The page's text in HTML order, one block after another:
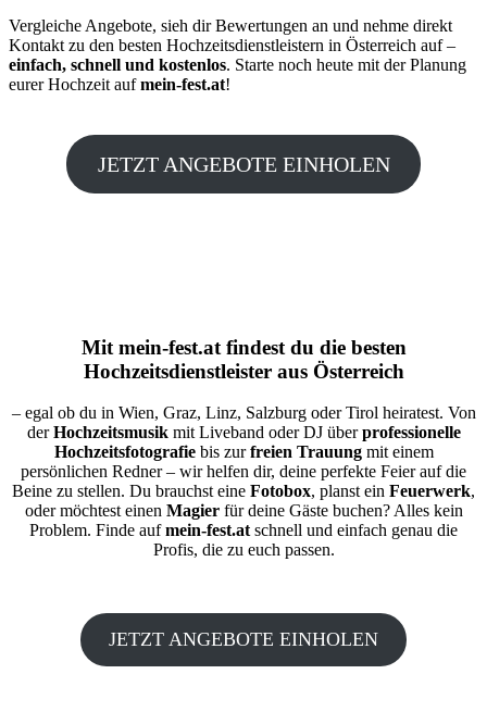
Vergleiche Angebote, sieh dir Bewertungen an und nehme direkt
Kontakt zu den besten Hochzeitsdienstleistern in Österreich auf –
einfach, schnell und kostenlos. Starte noch heute mit der Planung
eurer Hochzeit aufmein-fest.at!
JETZT ANGEBOTE EINHOLEN
Mit mein-fest.atfindest du die besten
Hochzeitsdienstleister aus Österreich
– egal ob du in Wien, Graz, Linz, Salzburg oder Tirol heiratest. Von
derHochzeitsmusikmit Liveband oder DJ überprofessionelle
Hochzeitsfotografiebis zurfreien Trauungmit einem
persönlichen Redner – wir helfen dir, deine perfekte Feier auf die
Beine zu stellen. Du brauchst eine Fotobox, planst ein Feuerwerk,
oder möchtest einen Magierfür deine Gäste buchen? Alles kein
Problem. Finde aufmein-fest.atschnell und einfach genau die
Profis, die zu euch passen.
JETZT ANGEBOTE EINHOLEN